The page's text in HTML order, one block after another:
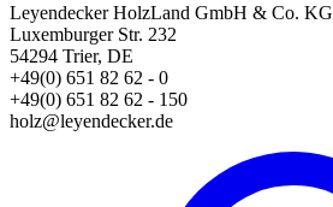
Leyendecker HolzLand GmbH & Co. KG
Luxemburger Str. 232
54294 Trier, DE
+49(0) 651 82 62 - 0
+49(0) 651 82 62 - 150
holz@leyendecker.de